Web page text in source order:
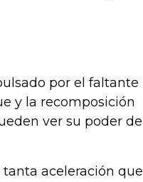
por el faltante
y la recomposición
ver su poder de
aceleración que